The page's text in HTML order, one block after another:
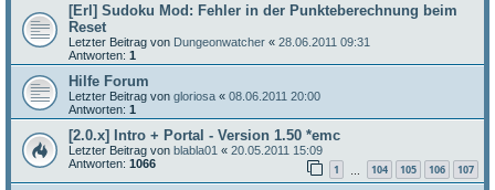
[Erl] Sudoku Mod: Fehler in der Punkteberechnung beim
Reset
Letzter Beitrag von Dungeonwatcher « 28.06.2011 09:31
Antworten: 1
Hilfe Forum
Letzter Beitrag von gloriosa « 08.06.2011 20:00
Antworten: 1
[2.0.x] Intro + Portal - Version 1.50 *emc
Letzter Beitrag von blabla01 « 20.05.2011 15:09
Antworten: 1066 1 104 105 106 107